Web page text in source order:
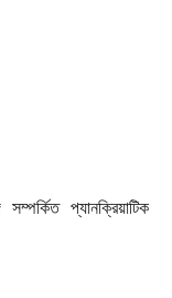
প্যানক্রিয়াটিক